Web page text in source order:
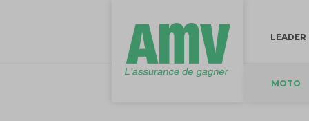
LEADER
MOTO